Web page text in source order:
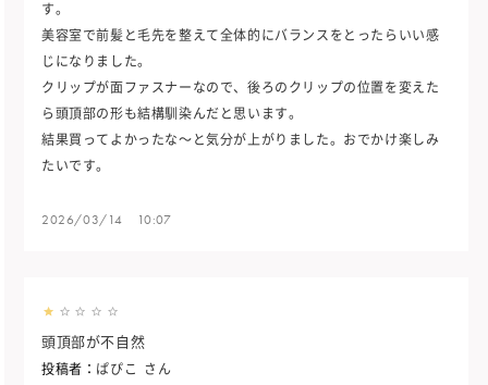
す。
美容室で前髪と毛先を整えて全体的にバランスをとったらいい感
じになりました。
クリップが面ファスナーなので、後ろのクリップの位置を変えた
ら頭頂部の形も結構馴染んだと思います。
結果買ってよかったな～と気分が上がりました。おでかけ楽しみ
たいです。
2026/03/14 10:07
頭頂部が不自然
投稿者： ぱぴこ
さん